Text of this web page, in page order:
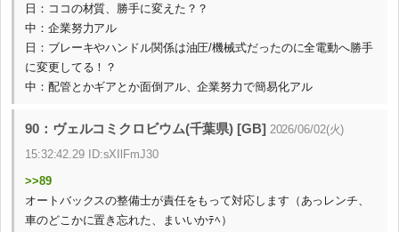
日：ココの材質、勝手に変えた？？
中：企業努力アル
日：ブレーキやハンドル関係は油圧/機械式だったのに全電動へ勝手
に変更してる！？
中：配管とかギアとか面倒アル、企業努力で簡易化アル
90：ヴェルコミクロビウム(千葉県) [GB] 2026/06/02(火)
15:32:42.29 ID:sXIlFmJ30
>>89
オートバックスの整備士が責任をもって対応します（あっレンチ、
車のどこかに置き忘れた、まいいかﾃﾍ）